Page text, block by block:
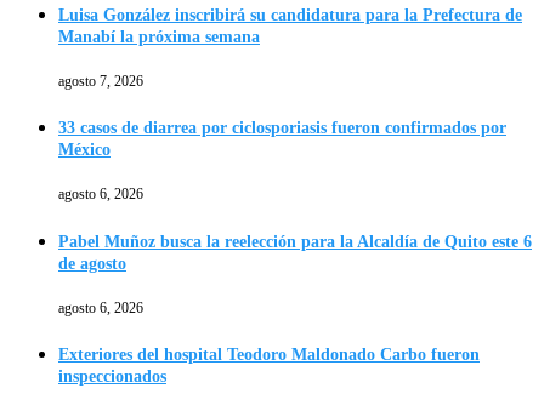
Luisa González inscribirá su candidatura para la Prefectura de
Manabí la próxima semana
agosto 7, 2026
33 casos de diarrea por ciclosporiasis fueron confirmados por
México
agosto 6, 2026
Pabel Muñoz busca la reelección para la Alcaldía de Quito este 6
de agosto
agosto 6, 2026
Exteriores del hospital Teodoro Maldonado Carbo fueron
inspeccionados